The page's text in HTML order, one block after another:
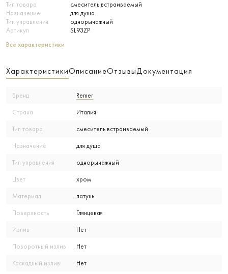
Тип товара
смеситель встраиваемый
Назначение
для душа
Тип управления
однорычажный
Артикул
SL93ZP
Все характеристики
ХарактеристикиОписаниеОтзывыДокументация
Бренд Remer
Страна Италия
Тип товара смеситель встраиваемый
Назначение для душа
Тип управления однорычажный
Цвет хром
Материал латунь
Поверхность Глянцевая
Излив Нет
Поворотный излив Нет
Каскадный излив Нет